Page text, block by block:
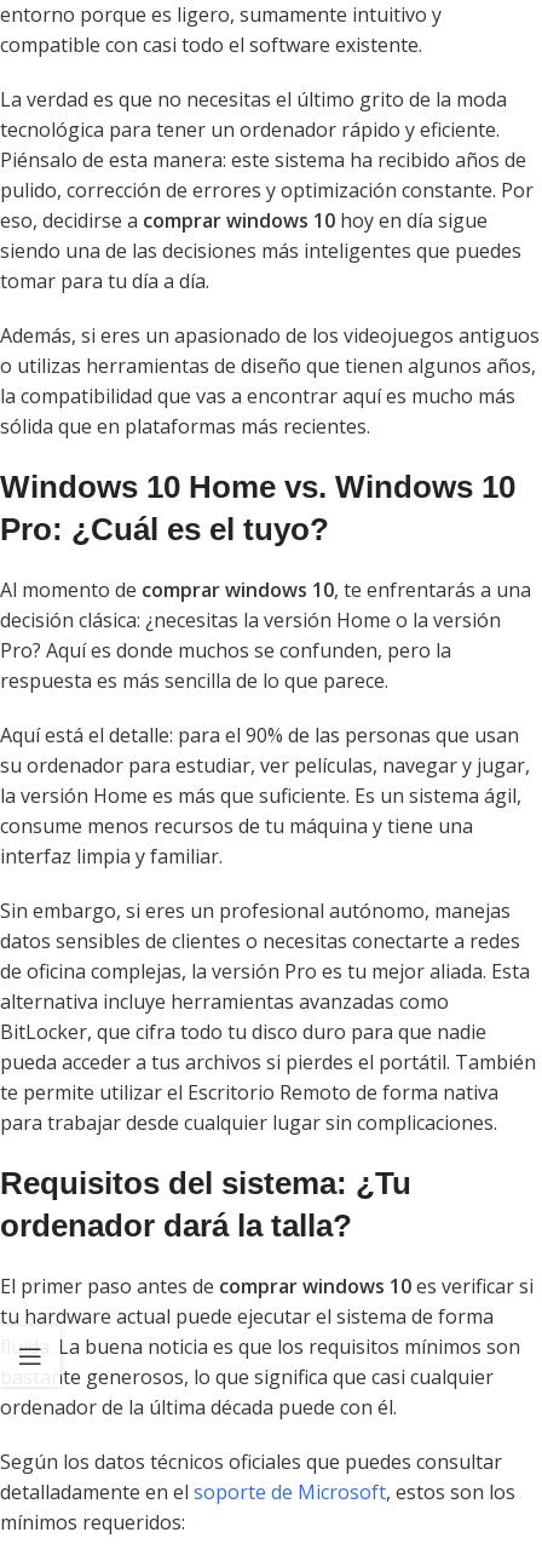
entorno porque es ligero, sumamente intuitivo y
compatible con casi todo el software existente.
La verdad es que no necesitas el último grito de la moda
tecnológica para tener un ordenador rápido y eficiente.
Piénsalo de esta manera: este sistema ha recibido años de
pulido, corrección de errores y optimización constante. Por
eso, decidirse a comprar windows 10 hoy en día sigue
siendo una de las decisiones más inteligentes que puedes
tomar para tu día a día.
Además, si eres un apasionado de los videojuegos antiguos
o utilizas herramientas de diseño que tienen algunos años,
la compatibilidad que vas a encontrar aquí es mucho más
sólida que en plataformas más recientes.
Windows 10 Home vs. Windows 10
Pro: ¿Cuál es el tuyo?
Al momento de comprar windows 10, te enfrentarás a una
decisión clásica: ¿necesitas la versión Home o la versión
Pro? Aquí es donde muchos se confunden, pero la
respuesta es más sencilla de lo que parece.
Aquí está el detalle: para el 90% de las personas que usan
su ordenador para estudiar, ver películas, navegar y jugar,
la versión Home es más que suficiente. Es un sistema ágil,
consume menos recursos de tu máquina y tiene una
interfaz limpia y familiar.
Sin embargo, si eres un profesional autónomo, manejas
datos sensibles de clientes o necesitas conectarte a redes
de oficina complejas, la versión Pro es tu mejor aliada. Esta
alternativa incluye herramientas avanzadas como
BitLocker, que cifra todo tu disco duro para que nadie
pueda acceder a tus archivos si pierdes el portátil. También
te permite utilizar el Escritorio Remoto de forma nativa
para trabajar desde cualquier lugar sin complicaciones.
Requisitos del sistema: ¿Tu
ordenador dará la talla?
El primer paso antes de comprar windows 10es verificar si
tu hardware actual puede ejecutar el sistema de forma
fluida. La buena noticia es que los requisitos mínimos son
bastante generosos, lo que significa que casi cualquier
ordenador de la última década puede con él.
Según los datos técnicos oficiales que puedes consultar
detalladamente en el soporte de Microsoft, estos son los
mínimos requeridos: